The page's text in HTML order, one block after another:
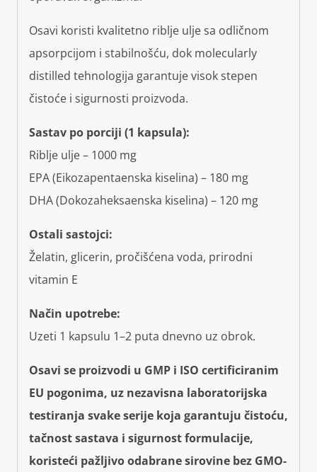
Osavi koristi kvalitetno riblje ulje sa odličnom
apsorpcijom i stabilnošću, dok molecularly
distilled tehnologija garantuje visok stepen
čistoće i sigurnosti proizvoda.
Sastav po porciji (1 kapsula):
Riblje ulje – 1000 mg
EPA (Eikozapentaenska kiselina) – 180 mg
DHA (Dokozaheksaenska kiselina) – 120 mg
Ostali sastojci:
Želatin, glicerin, pročišćena voda, prirodni
vitamin E
Način upotrebe:
Uzeti 1 kapsulu 1–2 puta dnevno uz obrok.
Osavi se proizvodi u GMP i ISO certificiranim
EU pogonima, uz nezavisna laboratorijska
testiranja svake serije koja garantuju čistoću,
tačnost sastava i sigurnost formulacije,
koristeći pažljivo odabrane sirovine bez GMO-